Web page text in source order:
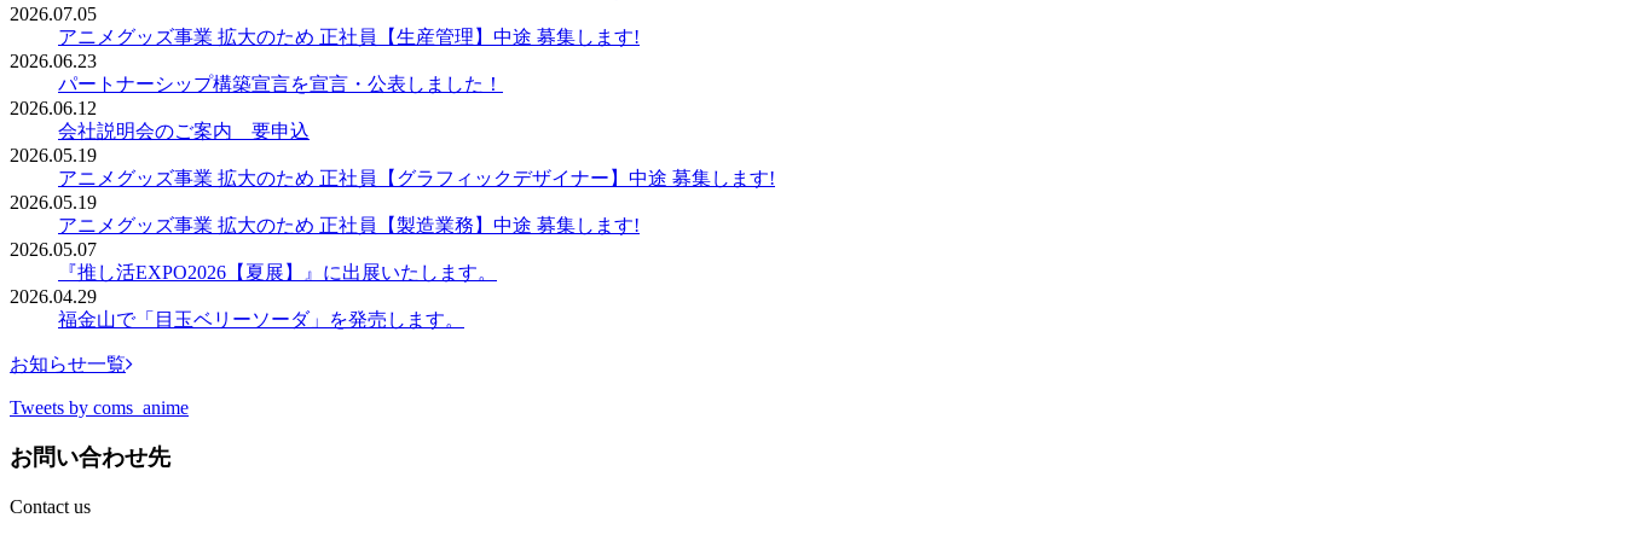
2026.07.05
アニメグッズ事業 拡大のため 正社員【生産管理】中途 募集します!
2026.06.23
パートナーシップ構築宣言を宣言・公表しました！
2026.06.12
会社説明会のご案内 要申込
2026.05.19
アニメグッズ事業 拡大のため 正社員【グラフィックデザイナー】中途 募集します!
2026.05.19
アニメグッズ事業 拡大のため 正社員【製造業務】中途 募集します!
2026.05.07
『推し活EXPO2026【夏展】』に出展いたします。
2026.04.29
福金山で「目玉ベリーソーダ」を発売します。
お知らせ一覧
Tweets by coms_anime
お問い合わせ先
Contact us